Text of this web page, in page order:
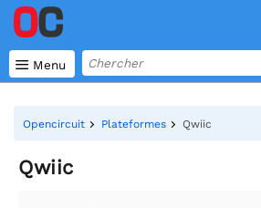
 Menu
Opencircuit Plateformes Qwiic
Qwiic